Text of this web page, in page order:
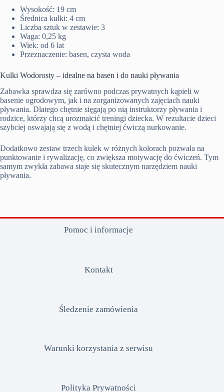
Wysokość: 19 cm
Średnica kulki: 4 cm
Liczba sztuk w zestawie: 3
Waga: 0,25 kg
Wiek: od 6 lat
Przeznaczenie: basen, czysta woda
Kulki Wodorosty – idealne na basen i do nauki pływania
Zabawka sprawdza się zarówno podczas prywatnych kąpieli w
basenie ogrodowym, jak i na zorganizowanych zajęciach nauki
pływania. Dlatego chętnie sięgają po nią instruktorzy pływania i
rodzice, którzy chcą urozmaicić treningi dziecka. W rezultacie dzieci
szybciej oswajają się z wodą i chętniej ćwiczą nurkowanie.
Dodatkowo zestaw trzech kulek w różnych kolorach pozwala na
punktowanie i rywalizację, co zwiększa motywację do ćwiczeń. Tym
samym zwykła zabawa staje się skutecznym narzędziem nauki
pływania.
Pomoc i informacje
Kontakt
Śledzenie zamówienia
Warunki korzystania z serwisu
Polityka Prywatności